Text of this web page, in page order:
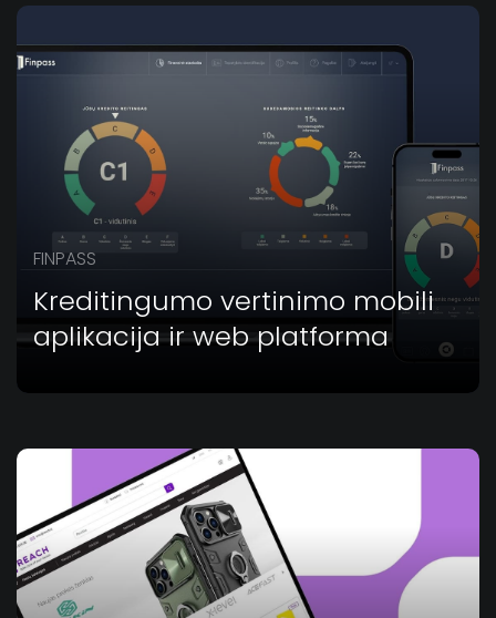
FINPASS
Kreditingumo vertinimo mobili
aplikacija ir web platforma